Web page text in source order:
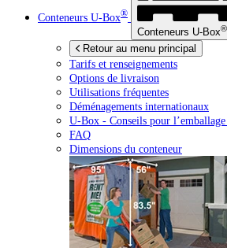
Conteneurs U-Box®
Conteneurs U-Box®
Retour au menu principal
Tarifs et renseignements
Options de livraison
Utilisations fréquentes
Déménagements internationaux
U-Box - Conseils pour
FAQ
Dimensions du conteneur